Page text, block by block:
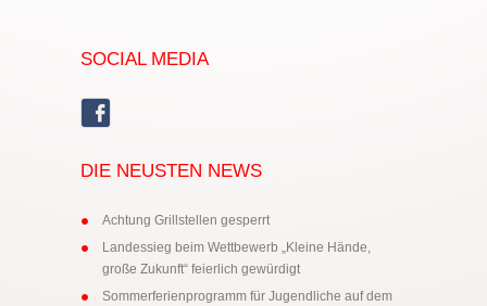
SOCIAL MEDIA
DIE NEUSTEN NEWS
Achtung Grillstellen gesperrt
Landessieg beim Wettbewerb „Kleine Hände,
große Zukunft“ feierlich gewürdigt
Sommerferienprogramm für Jugendliche auf dem